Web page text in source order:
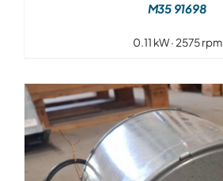
M35 91698
0.11 kW · 2575 rpm